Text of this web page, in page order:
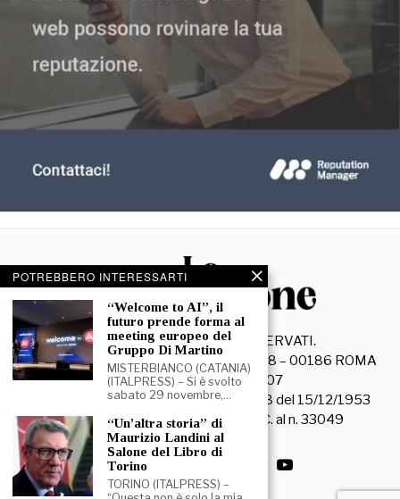
© 2026- TUTTI I DIRITTI RISERVATI.
La Discussione S.r.l. – Piazza Capranica, 78 – 00186 ROMA
C.F. e P. IVA 15045971007
Registrazione Tribunale di Roma n. 3628 del 15/12/1953
La società editrice è iscritta al R.O.C. al n. 33049
POTREBBERO INTERESSARTI
“Welcome to AI”, il
futuro prende forma al
meeting europeo del
Gruppo Di Martino
MISTERBIANCO (CATANIA)
(ITALPRESS) – Si è svolto
sabato 29 novembre,…
“Un’altra storia” di
Maurizio Landini al
Salone del Libro di
Torino
TORINO (ITALPRESS) –